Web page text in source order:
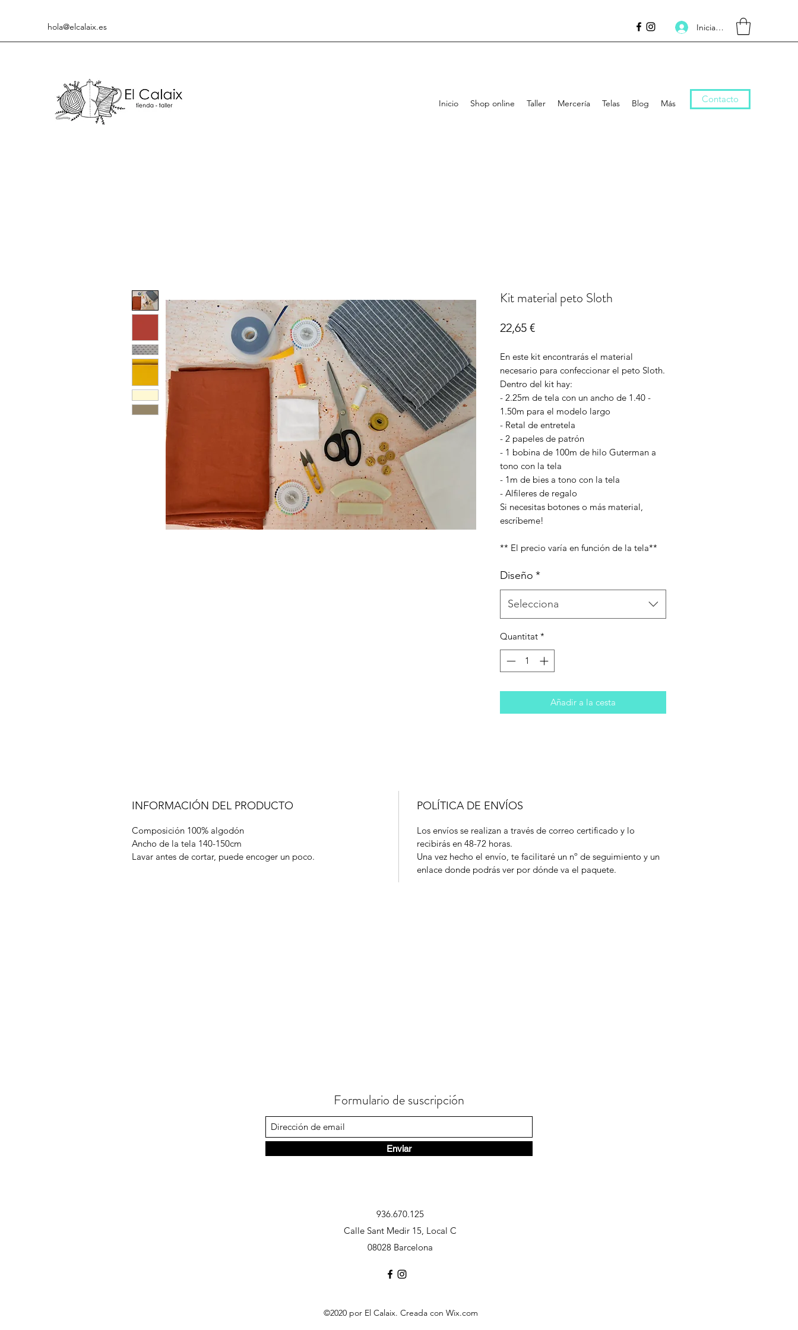
hola@elcalaix.es Inicia la sessió
Inicio Shop online Taller Mercería Telas Blog Más Contacto
Kit material peto Sloth
22,65 €Price
En este kit encontrarás el material
necesario para confeccionar el peto Sloth.
Dentro del kit hay:
- 2.25m de tela con un ancho de 1.40 -
1.50m para el modelo largo
- Retal de entretela
- 2 papeles de patrón
- 1 bobina de 100m de hilo Guterman a
tono con la tela
- 1m de bies a tono con la tela
- Alfileres de regalo
Si necesitas botones o más material,
escríbeme!
** El precio varía en función de la tela**
Diseño *
Selecciona
Quantitat *
Añadir a la cesta
INFORMACIÓN DEL PRODUCTO
Composición 100% algodón
Ancho de la tela 140-150cm
Lavar antes de cortar, puede encoger un poco.
POLÍTICA DE ENVÍOS
Los envíos se realizan a través de correo certificado y lo
recibirás en 48-72 horas.
Una vez hecho el envío, te facilitaré un nº de seguimiento y un
enlace donde podrás ver por dónde va el paquete.
Formulario de suscripción
Enviar
936.670.125
Calle Sant Medir 15, Local C
08028 Barcelona
©2020 por El Calaix. Creada con Wix.com